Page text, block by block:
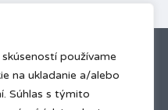
používame
na ukladanie a/alebo
Súhlas s týmito